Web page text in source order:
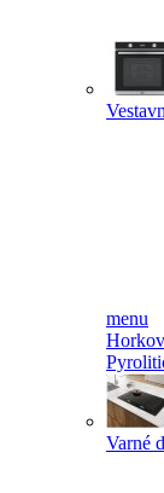
menu
Varné